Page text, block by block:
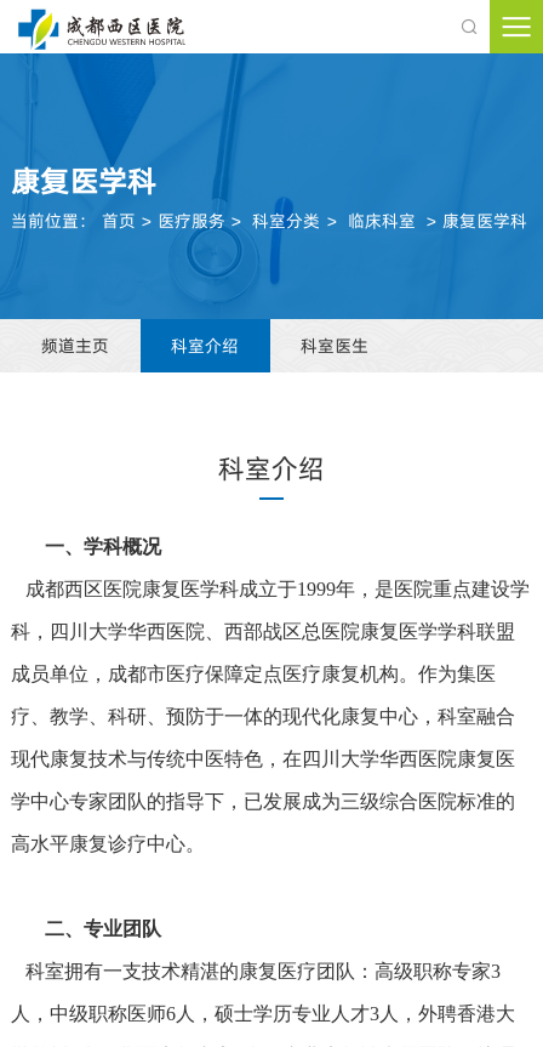

康复医学科
当前位置： 首页 > 医疗服务 > 科室分类 > 临床科室 > 康复医学科
频道主页 科室介绍 科室医生
科室介绍
‌一、学科概况
成都西区医院康复医学科成立于1999年，是医院重点建设学
科，四川大学华西医院、西部战区总医院康复医学学科联盟
成员单位，成都市医疗保障定点医疗康复机构。作为集医
疗、教学、科研、预防于一体的现代化康复中心，科室融合
现代康复技术与传统中医特色，在四川大学华西医院康复医
学中心专家团队的指导下，已发展成为三级综合医院标准的
高水平康复诊疗中心。
‌二、专业团队
科室拥有一支技术精湛的康复医疗团队：高级职称专家3
人，中级职称医师6人，硕士学历专业人才3人，外聘香港大